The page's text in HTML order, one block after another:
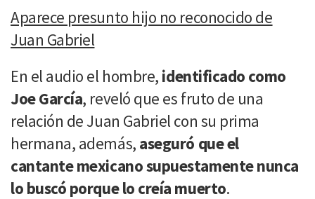
Aparece presunto hijo no reconocido de
Juan Gabriel
En el audio el hombre, identificado como
Joe García, reveló que es fruto de una
relación de Juan Gabriel con su prima
hermana, además, aseguró que el
cantante mexicano supuestamente nunca
lo buscó porque lo creía muerto.